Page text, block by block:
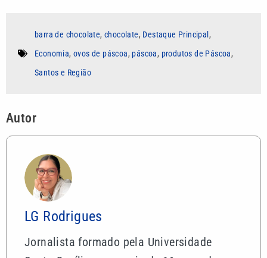
barra de chocolate,chocolate, Destaque Principal ,
Economia,ovos de páscoa, páscoa, produtos de Páscoa,
Santos e Região
Autor
LG Rodrigues
Jornalista formado pela Universidade